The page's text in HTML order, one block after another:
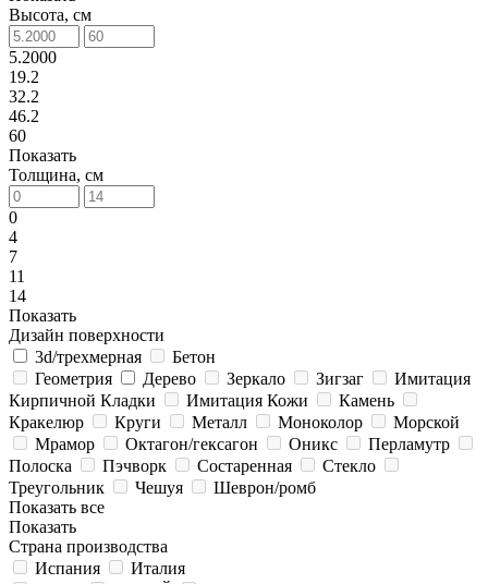
Высота, см
5.2000
19.2
32.2
46.2
60
Показать
Толщина, см
0
4
7
11
14
Показать
Дизайн поверхности
3d/трехмерная
Бетон
Геометрия
Дерево Зеркало Зигзаг
Имитация
Кирпичной Кладки
Имитация Кожи
Камень
Кракелюр
Круги Металл Моноколор
Морской
Мрамор
Октагон/гексагон Оникс
Перламутр
Полоска
Пэчворк Состаренная
Стекло
Треугольник
Чешуя
Шеврон/ромб
Показать все
Показать
Страна производства
Испания
Италия